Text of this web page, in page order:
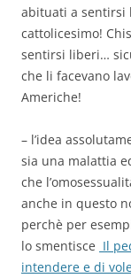
abituati a sentirsi
cattolicesimo!
sentirsi liberi…
che li facevano
Americhe!
– l’idea
sia una malattia
che
anche in questo
perchè per
lo smentisce Il
intendere e di